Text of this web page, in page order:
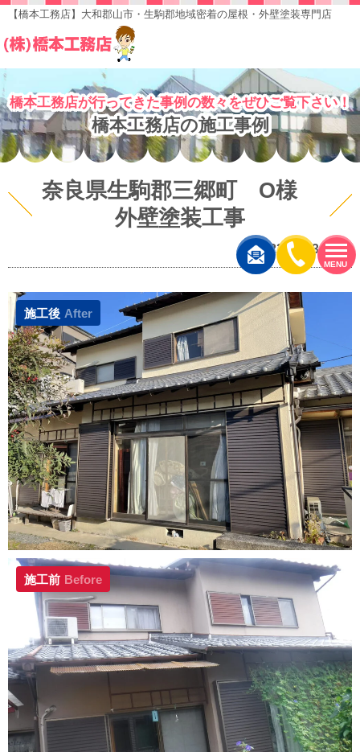
MENU
【橋本工務店】大和郡山市・生駒郡地域密着の屋根・外壁塗装専門店
橋本工務店が行ってきた事例の数々をぜひご覧下さい！
橋本工務店の施工事例
奈良県生駒郡三郷町 O様
外壁塗装工事
(2022.01.13 更新)
施工後 After
施工前 Before